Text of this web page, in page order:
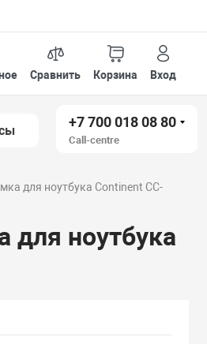
Сравнить Корзина Вход
+7 700 018 08 80
Call-centre
для ноутбука Continent CC-
для ноутбука